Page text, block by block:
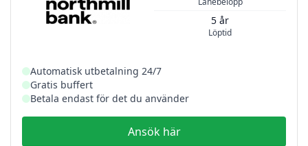
Löptid
5 år
Automatisk utbetalning 24/7
Gratis buffert
Betala endast för det du använder
Ansök här